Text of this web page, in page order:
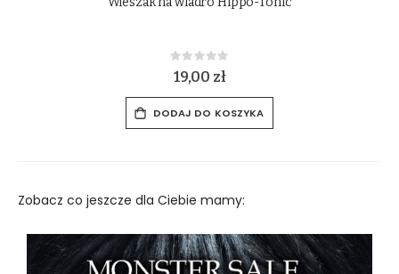
Rating:
0%
49,00 zł
DODAJ DO KOSZYKA
Zobacz co jeszcze dla Ciebie mamy: